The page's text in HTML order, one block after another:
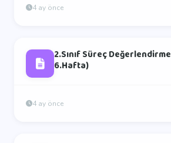
4 ay önce
2.Sınıf Süreç
6.Hafta)
4 ay önce